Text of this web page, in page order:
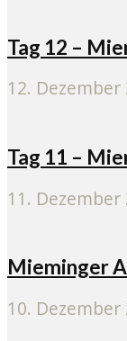
Tag 12 –
12. Dezember
Tag 11 –
11. Dezember
Mieminger
10. Dezember